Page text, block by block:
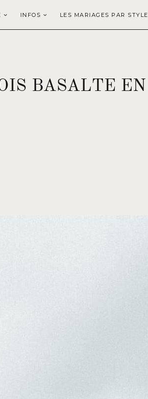
INFOS LES MARIAGES PAR STYLE
BASALTE EN